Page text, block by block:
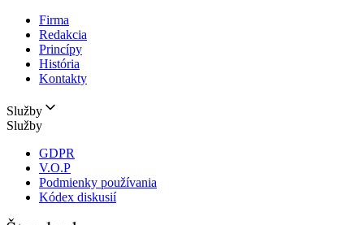
Firma
Redakcia
Princípy
História
Kontakty
Služby
Služby
GDPR
V.O.P
Podmienky používania
Kódex diskusií